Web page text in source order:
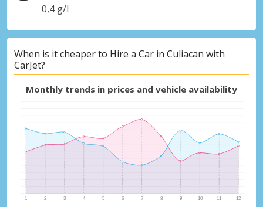
0,4 g/l
When is it cheaper to Hire a Car in Culiacan with
CarJet?
Monthly trends in prices and vehicle availability